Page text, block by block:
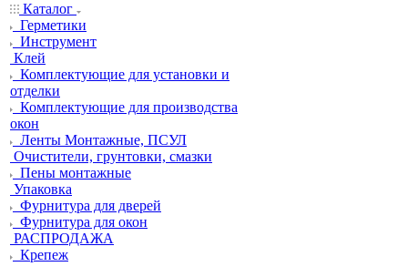
Каталог
Герметики
Инструмент
Клей
Комплектующие для установки и
отделки
Комплектующие для производства
окон
Ленты Монтажные, ПСУЛ
Очистители, грунтовки, смазки
Пены монтажные
Упаковка
Фурнитура для дверей
Фурнитура для окон
РАСПРОДАЖА
Крепеж